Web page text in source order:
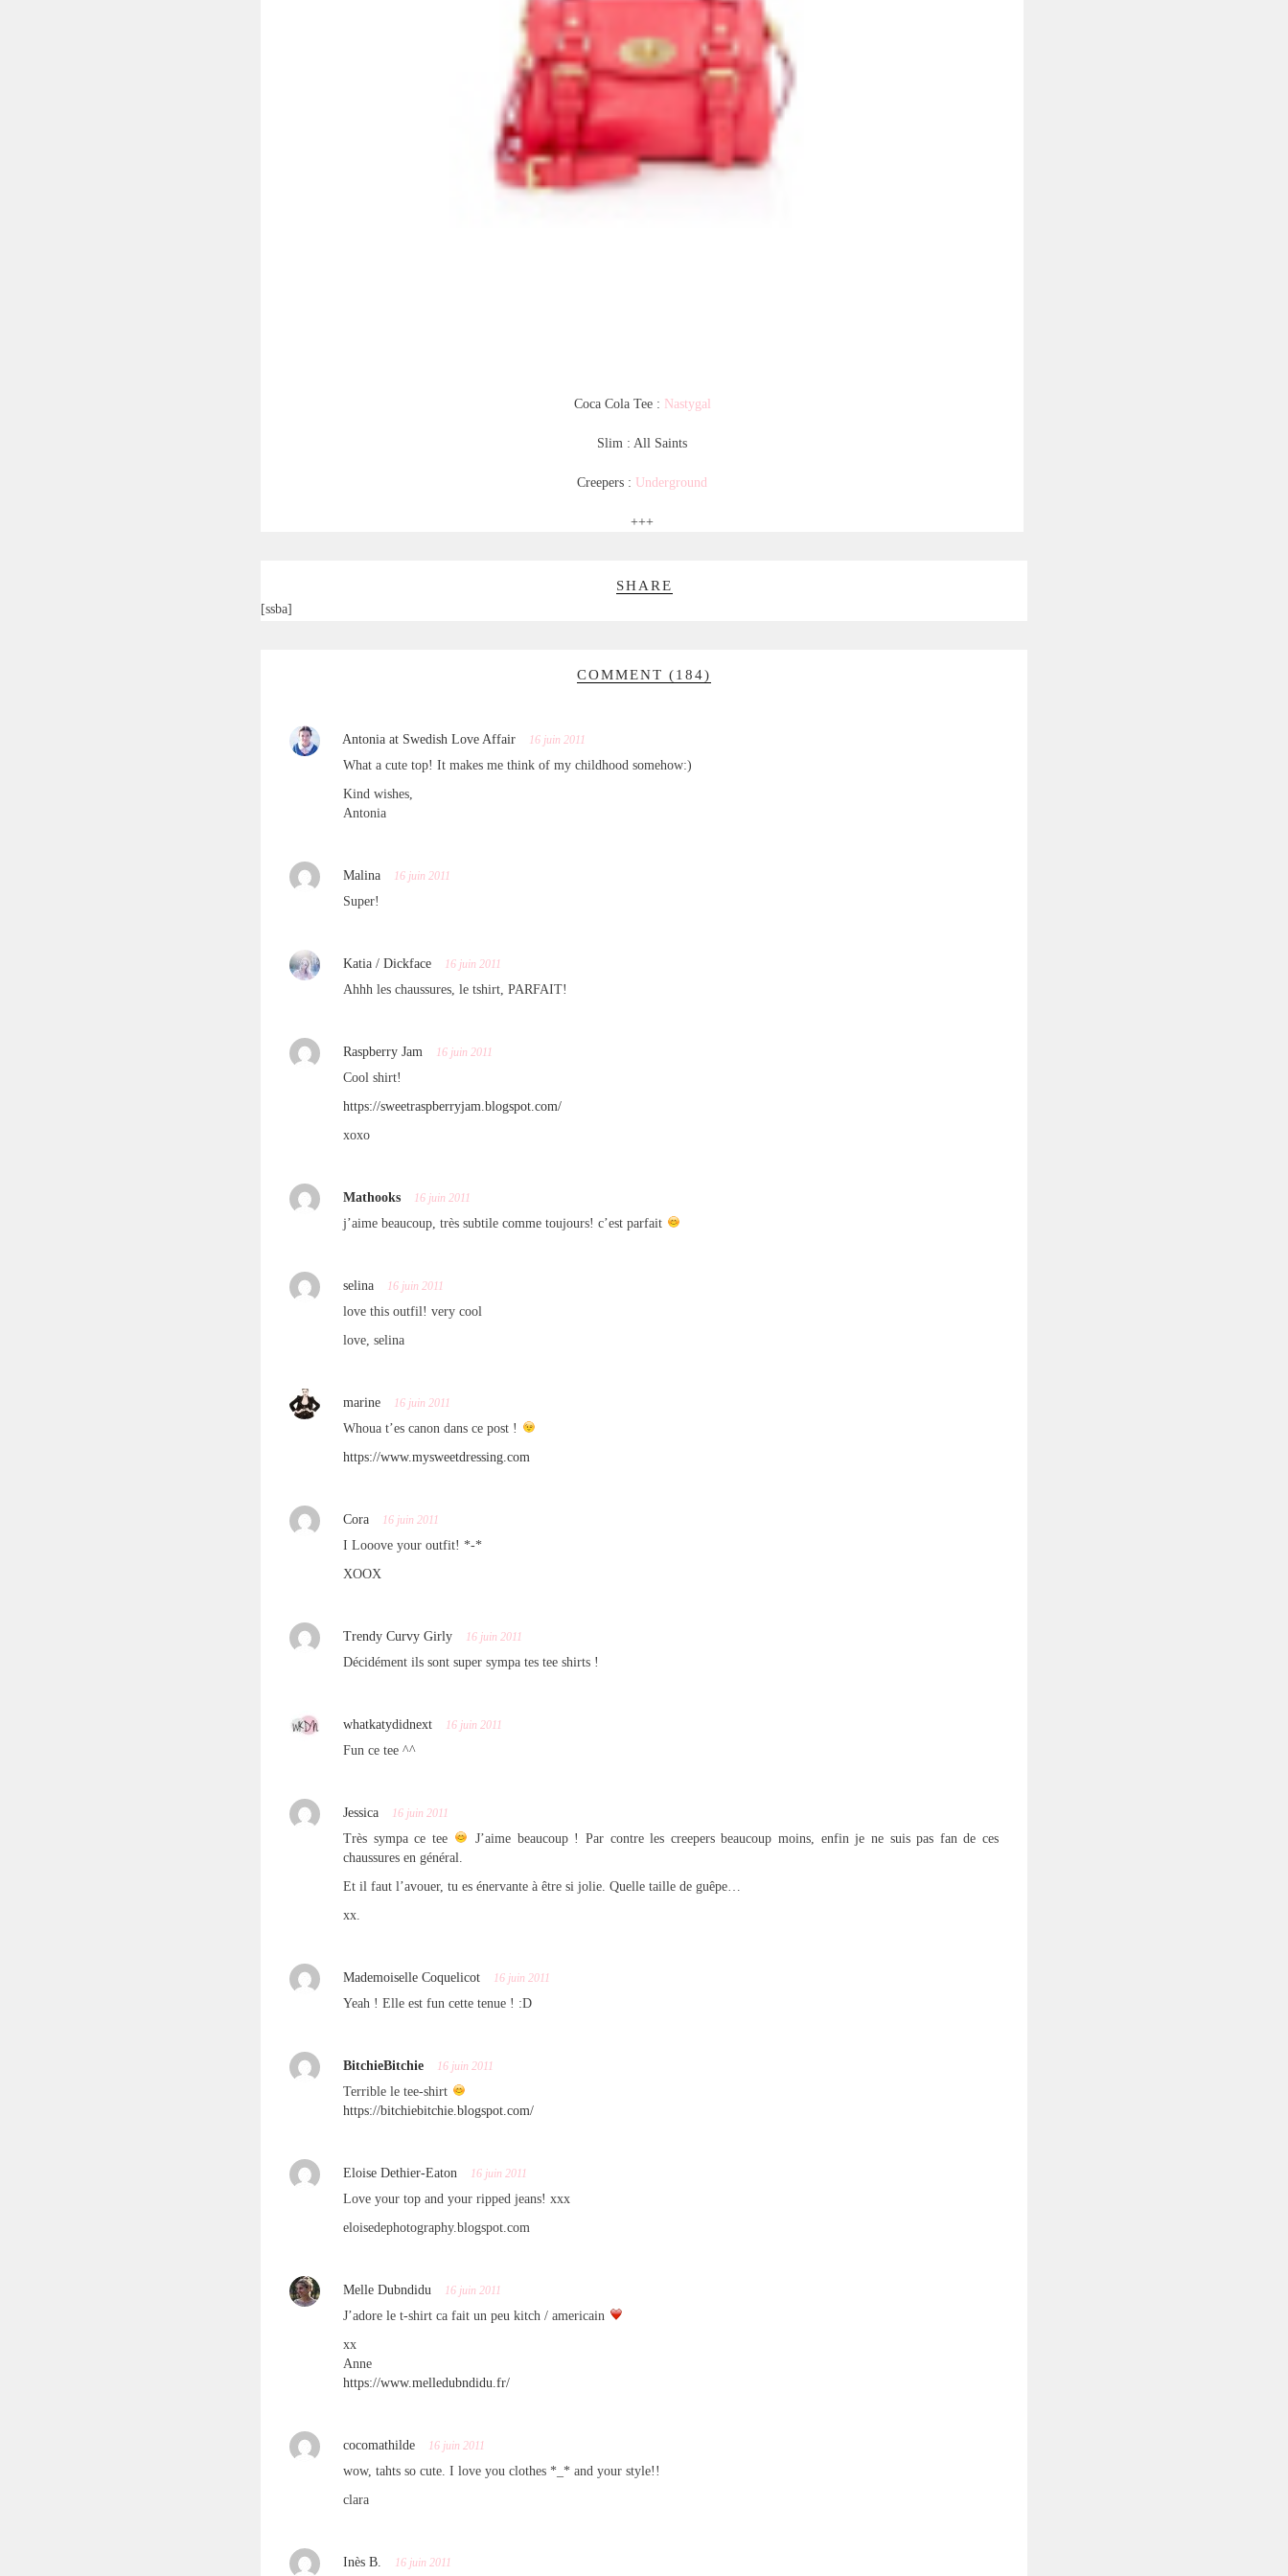
Coca Cola Tee : Nastygal
Slim : All Saints
Creepers : Underground
+++
SHARE
[ssba]
COMMENT (184)
Antonia at Swedish Love Affair 16 juin 2011
What a cute top! It makes me think of my childhood somehow:)
Kind wishes,
Antonia
Malina 16 juin 2011
Super!
Katia / Dickface 16 juin 2011
Ahhh les chaussures, le tshirt, PARFAIT!
Raspberry Jam 16 juin 2011
Cool shirt!
https://sweetraspberryjam.blogspot.com/
xoxo
Mathooks 16 juin 2011
j’aime beaucoup, très subtile comme toujours! c’est parfait
selina 16 juin 2011
love this outfil! very cool
love, selina
marine 16 juin 2011
Whoua t’es canon dans ce post !
https://www.mysweetdressing.com
Cora 16 juin 2011
I Looove your outfit! *-*
XOOX
Trendy Curvy Girly 16 juin 2011
Décidément ils sont super sympa tes tee shirts !
whatkatydidnext 16 juin 2011
Fun ce tee ^^
Jessica 16 juin 2011
Très sympa ce tee
J’aime beaucoup ! Par contre les creepers beaucoup moins, enfin je ne suis pas fan de ces
chaussures en général.
Et il faut l’avouer, tu es énervante à être si jolie. Quelle taille de guêpe…
xx.
Mademoiselle Coquelicot 16 juin 2011
Yeah ! Elle est fun cette tenue ! :D
BitchieBitchie 16 juin 2011
Terrible le tee-shirt
https://bitchiebitchie.blogspot.com/
Eloise Dethier-Eaton 16 juin 2011
Love your top and your ripped jeans! xxx
eloisedephotography.blogspot.com
Melle Dubndidu 16 juin 2011
J’adore le t-shirt ca fait un peu kitch / americain
xx
Anne
https://www.melledubndidu.fr/
cocomathilde 16 juin 2011
wow, tahts so cute. I love you clothes *_* and your style!!
clara
Inès B. 16 juin 2011